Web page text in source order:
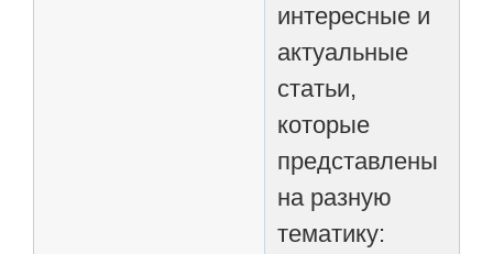
интересные и
актуальные
статьи,
которые
представлены
на разную
тематику: